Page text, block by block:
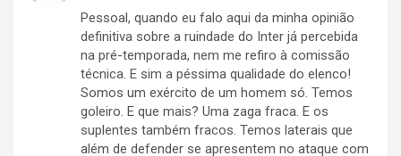
Pessoal, quando eu falo aqui da minha opinião
definitiva sobre a ruindade do Inter já percebida
na pré-temporada, nem me refiro à comissão
técnica. E sim a péssima qualidade do elenco!
Somos um exército de um homem só. Temos
goleiro. E que mais? Uma zaga fraca. E os
suplentes também fracos. Temos laterais que
além de defender se apresentem no ataque com